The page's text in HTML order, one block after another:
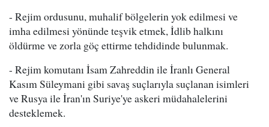
- Rejim ordusunu, muhalif bölgelerin yok edilmesi ve
imha edilmesi yönünde teşvik etmek, İdlib halkını
öldürme ve zorla göç ettirme tehdidinde bulunmak.
- Rejim komutanı İsam Zahreddin ile İranlı General
Kasım Süleymani gibi savaş suçlarıyla suçlanan isimleri
ve Rusya ile İran'ın Suriye'ye askeri müdahalelerini
desteklemek.